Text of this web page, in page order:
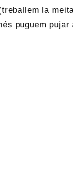
la
puguem pujar